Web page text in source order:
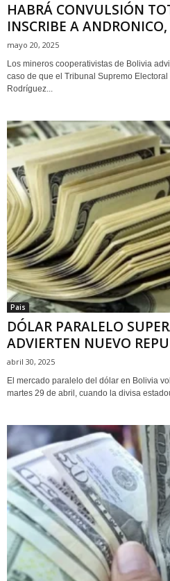
HABRÁ CONVULSIÓN
INSCRIBE A
mayo 20, 2025
Los mineros cooperativistas de Bolivia
caso de que el Tribunal Supremo
Rodríguez...
Pais
DÓLAR PARALELO
ADVIERTEN NUEVO
abril 30, 2025
El mercado paralelo del dólar en Bolivia
martes 29 de abril, cuando la divisa